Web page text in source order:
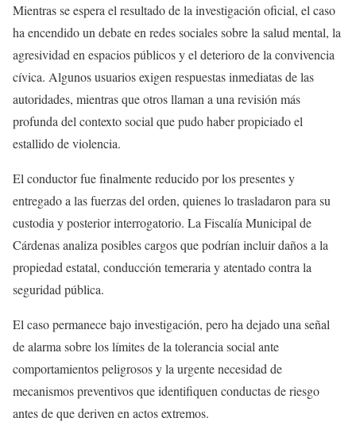
Mientras se espera el resultado de la investigación oficial, el caso
ha encendido un debate en redes sociales sobre la salud mental, la
agresividad en espacios públicos y el deterioro de la convivencia
cívica. Algunos usuarios exigen respuestas inmediatas de las
autoridades, mientras que otros llaman a una revisión más
profunda del contexto social que pudo haber propiciado el
estallido de violencia.
El conductor fue finalmente reducido por los presentes y
entregado a las fuerzas del orden, quienes lo trasladaron para su
custodia y posterior interrogatorio. La Fiscalía Municipal de
Cárdenas analiza posibles cargos que podrían incluir daños a la
propiedad estatal, conducción temeraria y atentado contra la
seguridad pública.
El caso permanece bajo investigación, pero ha dejado una señal
de alarma sobre los límites de la tolerancia social ante
comportamientos peligrosos y la urgente necesidad de
mecanismos preventivos que identifiquen conductas de riesgo
antes de que deriven en actos extremos.